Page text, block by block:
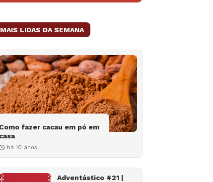
MAIS LIDAS DA SEMANA
Como fazer cacau em pó em
casa
há 10 anos
Adventástico #21 |